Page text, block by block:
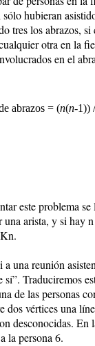
hubieran
tres los abrazos,
otra en la
en el
abrazos = (n(n-1))
este problema
arista, y si hay
una reunión
Traduciremos
de las personas
dos vértices una
desconocidas. En
la persona 6.